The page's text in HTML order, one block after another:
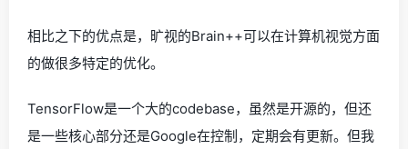
相比之下的优点是，旷视的Brain++可以在计算机视觉方面
的做很多特定的优化。
TensorFlow是一个大的codebase，虽然是开源的，但还
是一些核心部分还是Google在控制，定期会有更新。但我